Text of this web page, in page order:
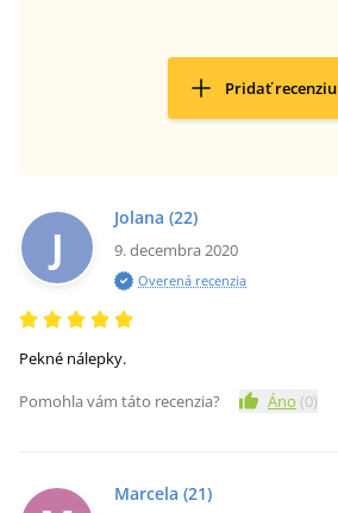
Pridať recenziu
J
Jolana (22)
9. decembra 2020
Overená recenzia
Pekné nálepky.
Pomohla vám táto recenzia?
Áno (0)
Marcela (21)